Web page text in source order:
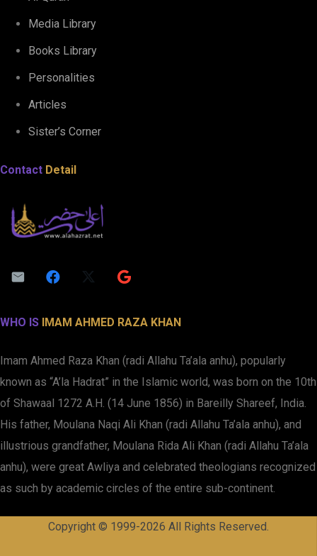
Media Library
Books Library
Personalities
Articles
Sister’s Corner
Contact Detail
WHO IS IMAM AHMED RAZA KHAN
Imam Ahmed Raza Khan (radi Allahu Ta’ala anhu), popularly
known as “A’la Hadrat” in the Islamic world, was born on the 10th
of Shawaal 1272 A.H. (14 June 1856) in Bareilly Shareef, India.
His father, Moulana Naqi Ali Khan (radi Allahu Ta’ala anhu), and
illustrious grandfather, Moulana Rida Ali Khan (radi Allahu Ta’ala
anhu), were great Awliya and celebrated theologians recognized
as such by academic circles of the entire sub-continent.
Copyright © 1999-2026 All Rights Reserved.